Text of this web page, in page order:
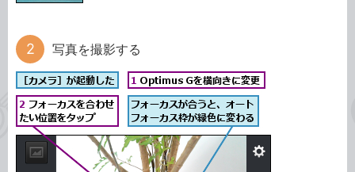
写真を撮影する